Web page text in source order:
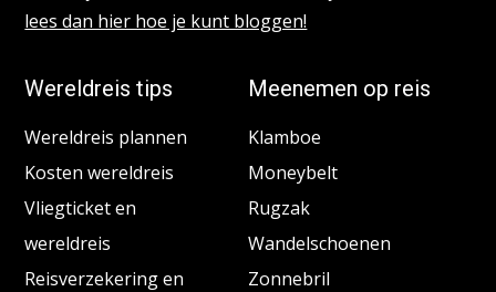
lees dan hier hoe je kunt bloggen!
Wereldreis tips
Wereldreis plannen
Kosten wereldreis
Vliegticket en
wereldreis
Reisverzekering en
Meenemen op reis
Klamboe
Moneybelt
Rugzak
Wandelschoenen
Zonnebril